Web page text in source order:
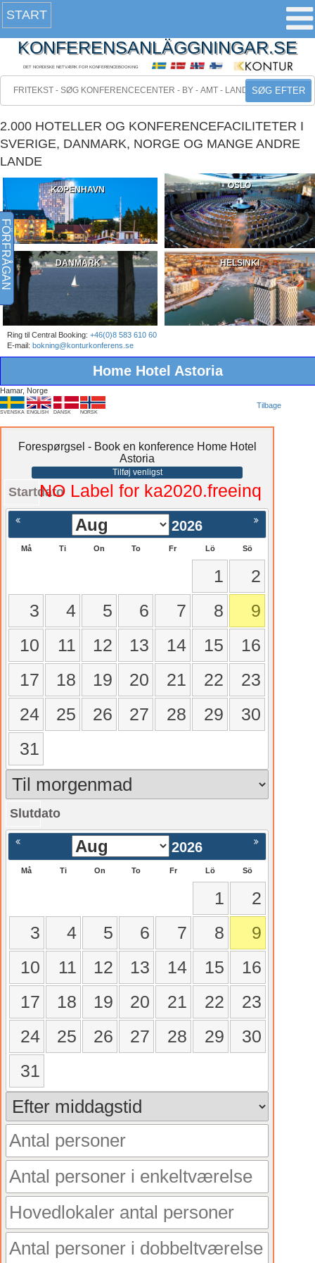
START
KONFERENSANLÄGGNINGAR.SE
DET NORDISKE NETVÆRK FOR KONFERENCEBOOKING
SØG EFTER
2.000 HOTELLER OG KONFERENCEFACILITETER I
SVERIGE, DANMARK, NORGE OG MANGE ANDRE
LANDE
KØPENHAVN OSLO
DANMARK HELSINKI
Ring til Central Booking: +46(0)8 583 610 60
E-mail: bokning@konturkonferens.se
Home Hotel Astoria
Hamar, Norge
SVENSKA ENGLISH DANSK NORSK
Tilbage
FÖRFRÅGAN
Forespørgsel - Book en konference Home Hotel
Astoria
Tilføj venligst
StartdatoNO Label for ka2020.freeinq
2026
Må Ti On To Fr Lö Sö
1
2
3
4 5 6 7 8
9
10
11 12 13 14 15
16
17
18 19 20 21 22
23
24
25 26 27 28 29
30
31
Slutdato
Nästa >
2026
Må Ti On To Fr Lö Sö
1
2
3
4 5 6 7 8
9
10
11 12 13 14 15
16
17
18 19 20 21 22
23
24
25 26 27 28 29
30
31